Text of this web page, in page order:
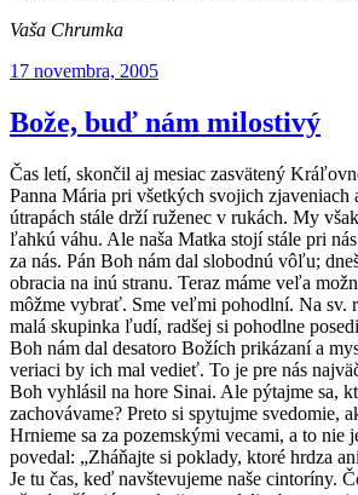
Vaša Chrumka
Publikované
17 novembra, 2005
Bože, buď nám milostivý
Čas letí, skončil aj mesiac zasvätený
Panna Mária pri všetkých svojich zjaveniach
útrapách stále drží ruženec v rukách. My
ľahkú váhu. Ale naša Matka stojí stále pri
za nás. Pán Boh nám dal slobodnú vôľu;
obracia na inú stranu. Teraz máme veľa
môžme vybrať. Sme veľmi pohodlní. Na sv.
malá skupinka ľudí, radšej si pohodlne
Boh nám dal desatoro Božích prikázaní a
veriaci by ich mal vedieť. To je pre nás
Boh vyhlásil na hore Sinai. Ale pýtajme sa,
zachovávame? Preto si spytujme svedomie,
Hrnieme sa za pozemskými vecami, a to nie
povedal: „Zháňajte si poklady, ktoré hrdza
Je tu čas, keď navštevujeme naše cintoríny.